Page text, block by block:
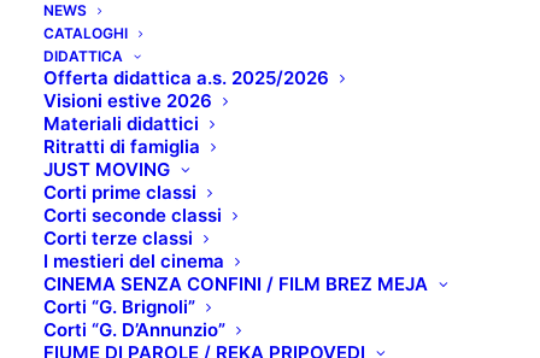
NEWS
CATALOGHI
DIDATTICA
Offerta didattica a.s. 2025/2026
Visioni estive 2026
Materiali didattici
Ritratti di famiglia
JUST MOVING
Corti prime classi
Corti seconde classi
Corti terze classi
I mestieri del cinema
CINEMA SENZA CONFINI / FILM BREZ MEJA
Corti “G. Brignoli”
Corti “G. D’Annunzio”
FIUME DI PAROLE / REKA PRIPOVEDI
PER UNO SOLO DEI
MIEI DUE OCCHI
GIUGNO 29, 2022